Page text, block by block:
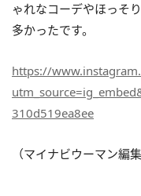
ゃれなコーデやほっそ
多かったです。
https://
310d519ea8ee
（マイナビウーマン編集